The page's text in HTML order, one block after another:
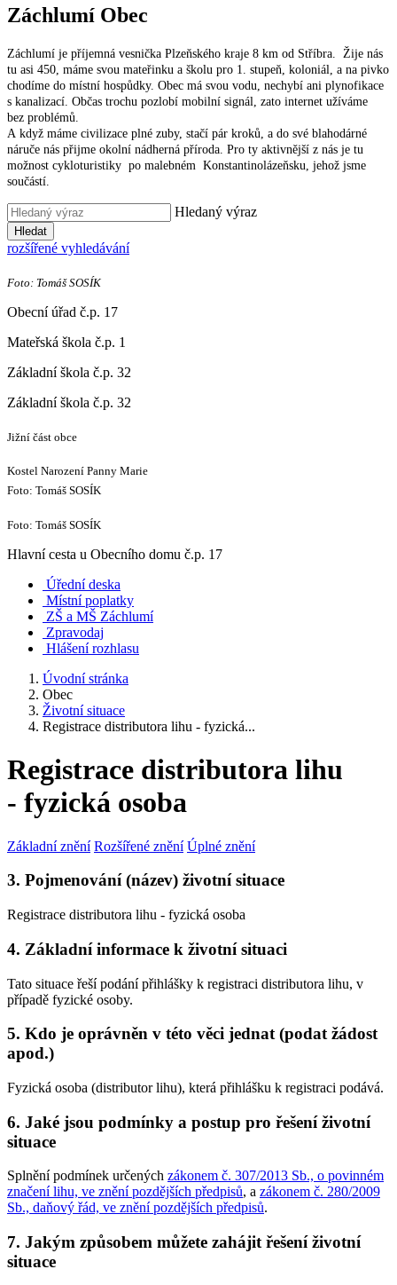
Záchlumí Obec
Záchlumí je příjemná vesnička Plzeňského kraje 8 km od Stříbra. Žije nás
tu asi 450, máme svou mateřinku a školu pro 1. stupeň, koloniál, a na pivko
chodíme do místní hospůdky. Obec má svou vodu, nechybí ani plynofikace
s kanalizací. Občas trochu pozlobí mobilní signál, zato internet užíváme
bez problémů.
A když máme civilizace plné zuby, stačí pár kroků, a do své blahodárné
náruče nás přijme okolní nádherná příroda. Pro ty aktivnější z nás je tu
možnost cykloturistiky po malebném Konstantinolázeňsku, jehož jsme
součástí.
Hledaný výraz
Hledat
rozšířené vyhledávání
Foto: Tomáš SOSÍK
Obecní úřad č.p. 17
Mateřská škola č.p. 1
Základní škola č.p. 32
Základní škola č.p. 32
Jižní část obce
Kostel Narození Panny Marie
Foto: Tomáš SOSÍK
Foto: Tomáš SOSÍK
Hlavní cesta u Obecního domu č.p. 17
Úřední deska
Místní poplatky
ZŠ a MŠ Záchlumí
Zpravodaj
Hlášení rozhlasu
Úvodní stránka
Obec
Životní situace
Registrace distributora lihu - fyzická...
Registrace distributora lihu
- fyzická osoba
Základní znění Rozšířené znění Úplné znění
3. Pojmenování (název) životní situace
Registrace distributora lihu - fyzická osoba
4. Základní informace k životní situaci
Tato situace řeší podání přihlášky k registraci distributora lihu, v
případě fyzické osoby.
5. Kdo je oprávněn v této věci jednat (podat žádost
apod.)
Fyzická osoba (distributor lihu), která přihlášku k registraci podává.
6. Jaké jsou podmínky a postup pro řešení životní
situace
Splnění podmínek určených zákonem č. 307/2013 Sb., o povinném
značení lihu, ve znění pozdějších předpisů, a zákonem č. 280/2009
Sb., daňový řád, ve znění pozdějších předpisů.
7. Jakým způsobem můžete zahájit řešení životní
situace